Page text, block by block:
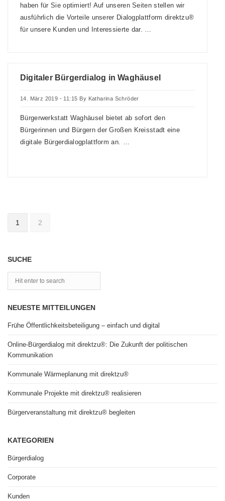
haben für Sie optimiert! Auf unseren Seiten stellen wir
ausführlich die Vorteile unserer Dialogplattform direktzu®
für unsere Kunden und Interessierte dar. …
Digitaler Bürgerdialog in Waghäusel
14. März 2019 - 11:15 By Katharina Schröder
Bürgerwerkstatt Waghäusel bietet ab sofort den
Bürgerinnen und Bürgern der Großen Kreisstadt eine
digitale Bürgerdialogplattform an. …
1 2
SUCHE
NEUESTE MITTEILUNGEN
Frühe Öffentlichkeitsbeteiligung – einfach und digital
Online-Bürgerdialog mit direktzu®: Die Zukunft der politischen
Kommunikation
Kommunale Wärmeplanung mit direktzu®
Kommunale Projekte mit direktzu® realisieren
Bürgerveranstaltung mit direktzu® begleiten
KATEGORIEN
Bürgerdialog
Corporate
Kunden